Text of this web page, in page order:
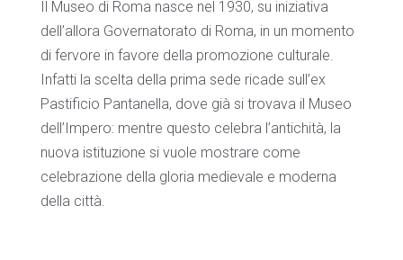
Il Museo di Roma nasce nel 1930, su iniziativa
dell’allora Governatorato di Roma, in un momento
di fervore in favore della promozione culturale.
Infatti la scelta della prima sede ricade sull’ex
Pastificio Pantanella, dove già si trovava il Museo
dell’Impero: mentre questo celebra l’antichità, la
nuova istituzione si vuole mostrare come
celebrazione della gloria medievale e moderna
della città.